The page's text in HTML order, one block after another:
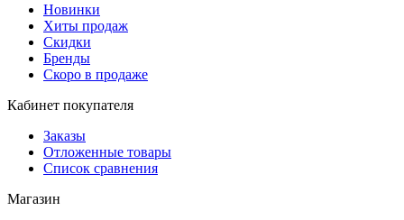
Новинки
Хиты продаж
Скидки
Бренды
Скоро в продаже
Кабинет покупателя
Заказы
Отложенные товары
Список сравнения
Магазин